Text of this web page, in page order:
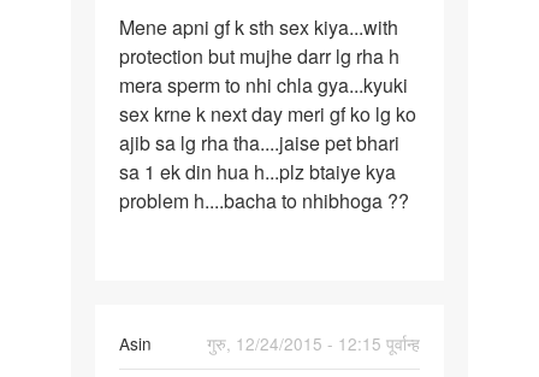
Mene
apni
gf
k
sth
sex
kiya..
Mene apni gf k sth sex kiya...with
protection but mujhe darr lg rha h
mera sperm to nhi chla gya...kyuki
sex krne k next day meri gf ko lg ko
ajib sa lg rha tha....jaise pet bhari
sa 1 ek din hua h...plz btaiye kya
problem h....bacha to nhibhoga ??
Asin
गुरु, 12/24/2015 - 12:15 पूर्वान्ह